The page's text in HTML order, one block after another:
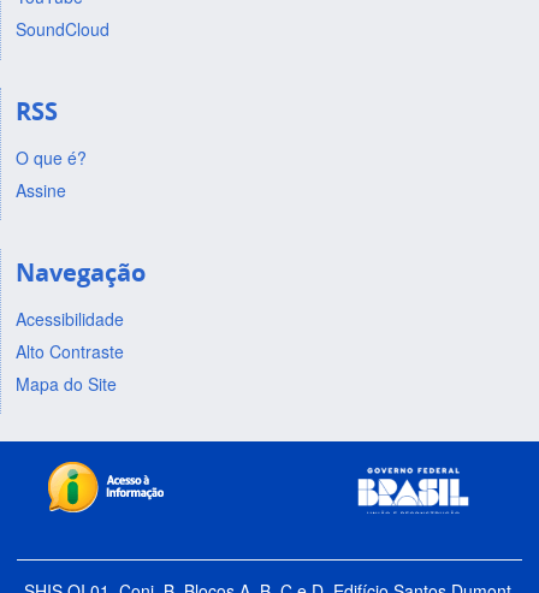
SoundCloud
RSS
O que é?
Assine
Navegação
Acessibilidade
Alto Contraste
Mapa do Site